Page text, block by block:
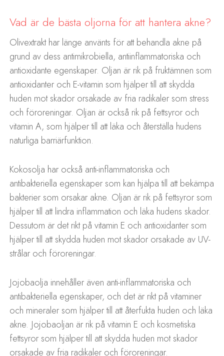
Vad är de bästa oljorna för att hantera akne?
Olivextrakt har länge använts för att behandla akne på
grund av dess antimikrobiella, antiinflammatoriska och
antioxidante egenskaper. Oljan är rik på fruktämnen som
antioxidanter och E-vitamin som hjälper till att skydda
huden mot skador orsakade av fria radikaler som stress
och föroreningar. Oljan är också rik på fettsyror och
vitamin A, som hjälper till att läka och återställa hudens
naturliga barriärfunktion.
Kokosolja har också anti-inflammatoriska och
antibakteriella egenskaper som kan hjälpa till att bekämpa
bakterier som orsakar akne. Oljan är rik på fettsyror som
hjälper till att lindra inflammation och läka hudens skador.
Dessutom är det rikt på vitamin E och antioxidanter som
hjälper till att skydda huden mot skador orsakade av UV-
strålar och föroreningar.
Jojobaolja innehåller även anti-inflammatoriska och
antibakteriella egenskaper, och det är rikt på vitaminer
och mineraler som hjälper till att återfukta huden och läka
akne. Jojobaoljan är rik på vitamin E och kosmetiska
fettsyror som hjälper till att skydda huden mot skador
orsakade av fria radikaler och föroreningar.